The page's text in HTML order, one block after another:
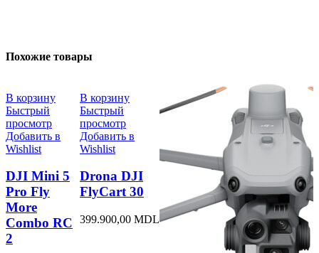
Похожие товары
В корзину
Быстрый
просмотр
Добавить в
Wishlist
DJI Mini 5
Pro Fly
More
Combo RC
2
В корзину
Быстрый
просмотр
Добавить в
Wishlist
Drona DJI
FlyCart 30
399.900,00 MDL